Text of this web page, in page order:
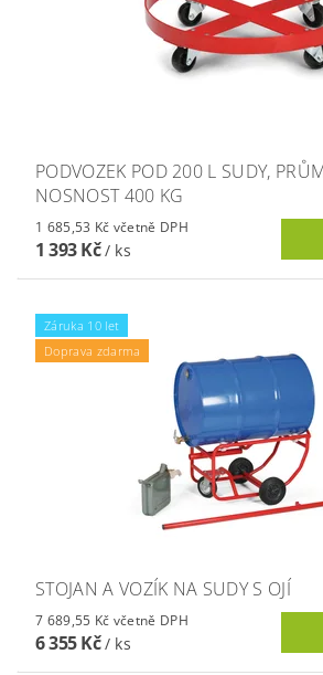
PODVOZEK POD 200 L SUDY,
NOSNOST 400 KG
1 685,53 Kč včetně DPH
1 393 Kč/ ks
Záruka 10 let
Doprava zdarma
STOJAN A VOZÍK NA SUDY S OJÍ
7 689,55 Kč včetně DPH
6 355 Kč/ ks